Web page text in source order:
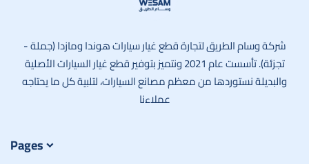
تايوان
شركة وسام الطريق لتجارة قطع غيار سيارات هوندا ومازدا (جملة -
تجزئة). تأسست عام 2021 ونتميز بتوفير قطع غيار السيارات الأصلية
والبديلة نستوردها من معظم مصانع السيارات، لتلبية كل ما يحتاجه
عملاءنا
Pages